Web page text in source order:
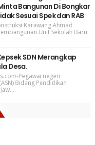
Bangunan Di Bongkar
Sesuai Spek dan RAB
Karawang Ahmad
Unit Sekolah Baru
SDN Merangkap
Desa.
Pegawai negeri
Bidang Pendidikan